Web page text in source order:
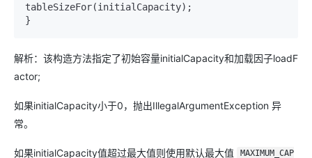
tableSizeFor(initialCapacity);
解析：该构造方法指定了初始容量initialCapacity和加载因子loadF
actor;
如果initialCapacity小于0，抛出IllegalArgumentException 异
常。
如果initialCapacity值超过最大值则使用默认最大值 MAXIMUM_CAP